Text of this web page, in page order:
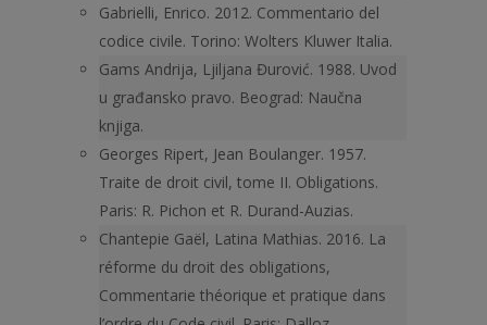
Gabrielli, Enrico. 2012. Commentario del
codice civile. Torino: Wolters Kluwer Italia.
Gams Andrija, Ljiljana Đurović. 1988. Uvod
u građansko pravo. Beo­grad: Naučna
knjiga.
Georges Ripert, Jean Boulanger. 1957.
Traite de droit civil, tome II. Obligations.
Paris: R. Pichon et R. Durand-Auzias.
Chantepie Gaël, Latina Mathias. 2016. La
réforme du droit des obligations,
Commentarie théorique et pratique dans